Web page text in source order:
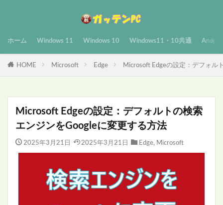
ホーム Windows 11 Windows 10 Windows11・10共通
HOME Microsoft Edge Microsoft Edgeの設定：デフォル
Microsoft Edgeの設定：デフォルトの検索
エンジンをGoogleに変更する方法
2025年3月21日 2025年3月21日 Edge, Microsoft